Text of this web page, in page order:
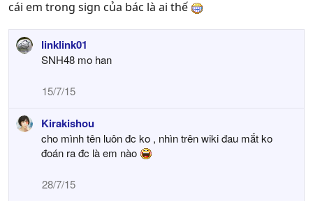
cái em trong sign của bác là ai thế
linklink01
SNH48 mo han
15/7/15
Kirakishou
cho mình tên luôn đc ko , nhìn trên wiki đau mắt ko
đoán ra đc là em nào
28/7/15